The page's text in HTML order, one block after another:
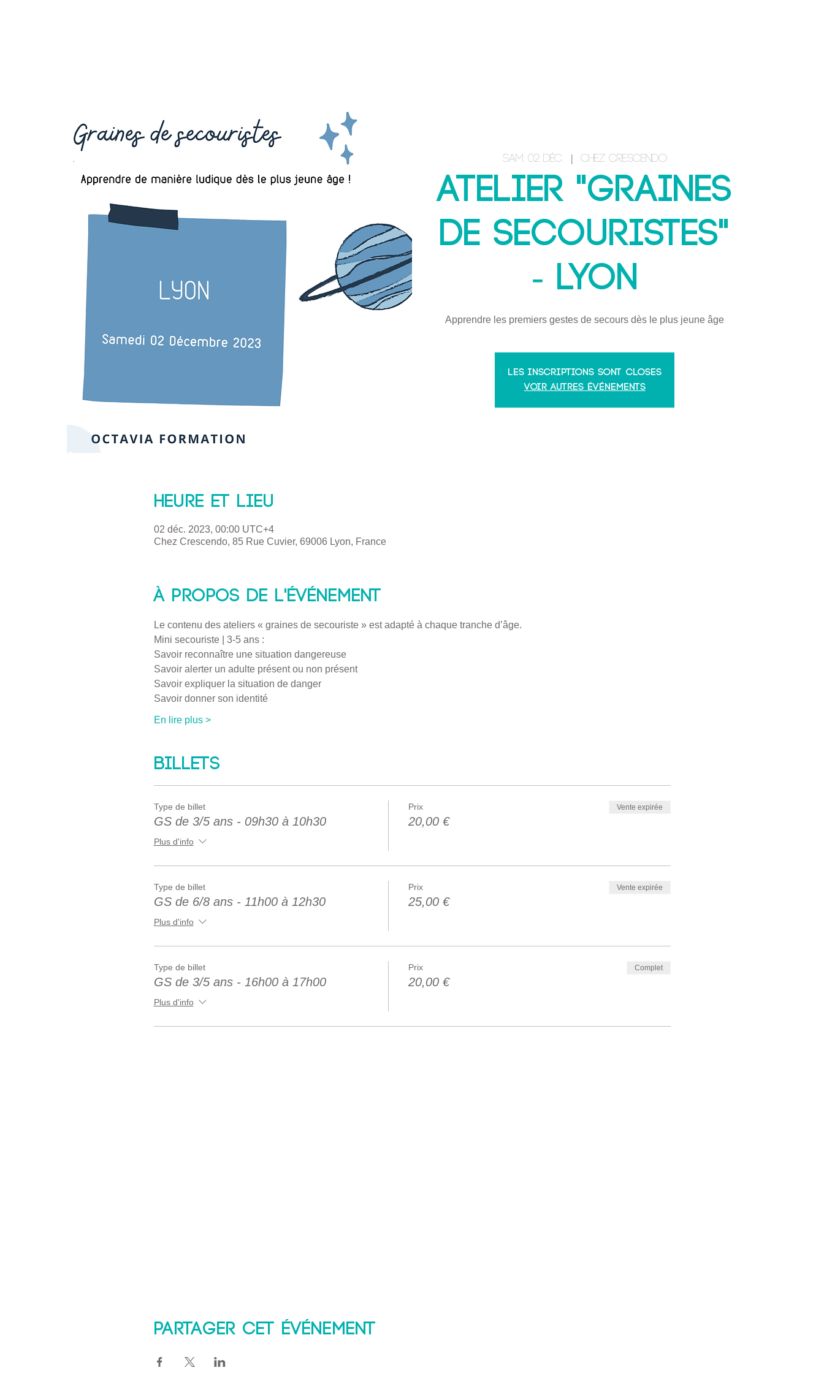
sam. 02 déc.
  |
Chez Crescendo
Atelier "Graines
de secouristes"
- LYON
Apprendre les premiers gestes de secours dès le plus jeune âge
Les inscriptions sont closes
Voir autres événements
Heure et lieu
02 déc. 2023, 00:00 UTC+4
Chez Crescendo, 85 Rue Cuvier, 69006 Lyon, France
À propos de l'événement
Le contenu des ateliers « graines de secouriste » est adapté à chaque tranche d’âge.
Mini secouriste | 3-5 ans :
Savoir reconnaître une situation dangereuse
Savoir alerter un adulte présent ou non présent
Savoir expliquer la situation de danger
Savoir donner son identité
En lire plus >
Billets
Type de billet
GS de 3/5 ans - 09h30 à 10h30
Plus d'info
Prix
20,00 €
Vente expirée
Type de billet
GS de 6/8 ans - 11h00 à 12h30
Plus d'info
Prix
25,00 €
Vente expirée
Type de billet
GS de 3/5 ans - 16h00 à 17h00
Plus d'info
Prix
20,00 €
Complet
Partager cet événement